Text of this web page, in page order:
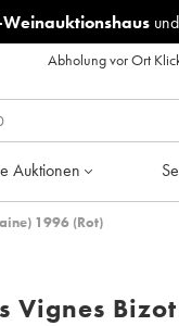
und
Abholung vor Ort
Auktionen
1996 (Rot)
Vignes